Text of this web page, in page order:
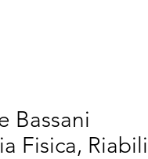
Bassani
Fisica,